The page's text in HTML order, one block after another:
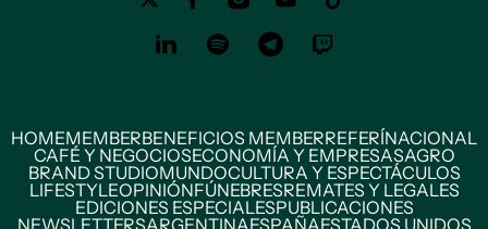
HOMEMEMBERBENEFICIOS MEMBERREFERÍNACIONAL
CAFÉ Y NEGOCIOSECONOMÍA Y EMPRESASAGRO
BRAND STUDIOMUNDOCULTURA Y ESPECTÁCULOS
LIFESTYLEOPINIÓNFÚNEBRESREMATES Y LEGALES
EDICIONES ESPECIALESPUBLICACIONES